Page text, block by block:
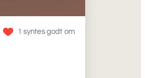
1 syntes godt om